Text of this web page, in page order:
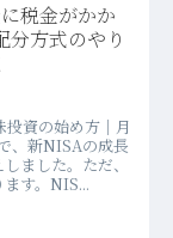
税金がかか
分方式のやり
投資の始め方｜月
、新NISAの成長
ました。ただ、
す。NIS...